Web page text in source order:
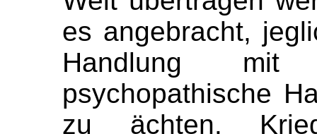
es angebracht,
Handlung
psychopathische
zu ächten.